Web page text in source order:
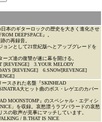
本のギターロックの歴史を大きく進化させ
DEEPSPACE』。
の再録音。
ンとして21世紀版へとアップグレードを
ズ達の復讐が遂に幕を開ける。
[REVENGE] 3.YOUR MELODY
[REVENGE] 6.SNOW[REVENGE]
スされた名盤『SKINHEAD
大ヒット曲のボス・レゲエのカバー
MOONSTOMP』のスペシャル・エディシ
」を収録。哀愁漂うラブバラードの哀愁
の歌声が見事にマッチしています。
/ B.THAT IS NICE